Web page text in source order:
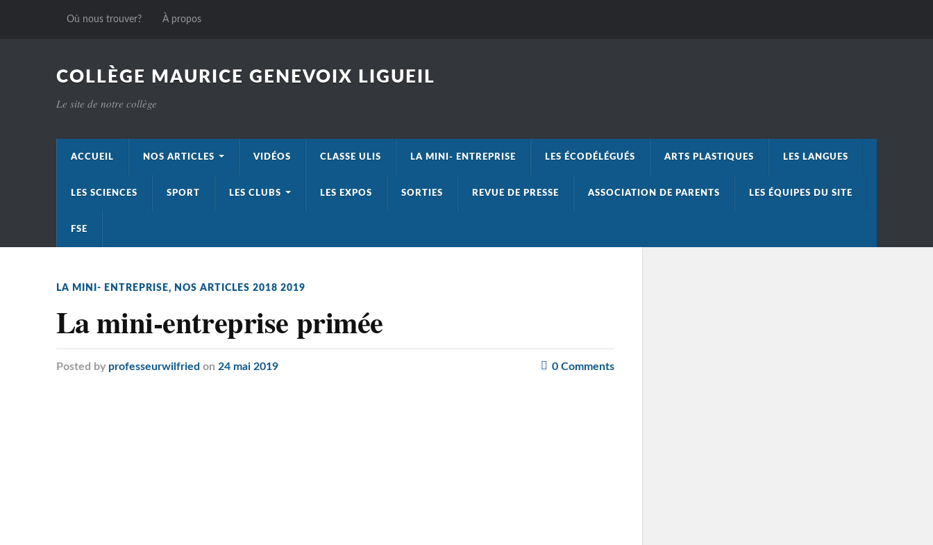
Où nous trouver? À propos
COLLÈGE MAURICE GENEVOIX LIGUEIL
Le site de notre collège
ACCUEIL NOS ARTICLES VIDÉOS CLASSE ULIS LA MINI- ENTREPRISE LES ÉCODÉLÉGUÉS ARTS PLASTIQUES LES LANGUES
LES SCIENCES SPORT LES CLUBS LES EXPOS SORTIES REVUE DE PRESSE ASSOCIATION DE PARENTS LES ÉQUIPES DU SITE
FSE
LA MINI- ENTREPRISE, NOS ARTICLES 2018 2019
La mini-entreprise primée
Posted by professeurwilfried on 24 mai 2019 0Comments